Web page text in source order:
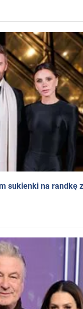
sukienki na randkę